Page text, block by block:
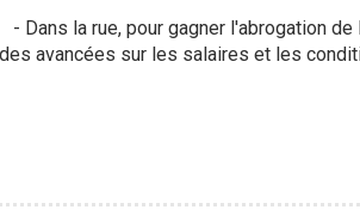
la rue, pour gagner l'abrogation de
avancées sur les salaires et les